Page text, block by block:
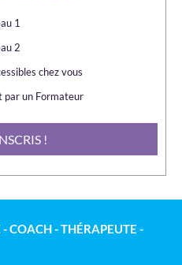
1
2
chez vous
par un Formateur
!
COACH - THÉRAPEUTE -